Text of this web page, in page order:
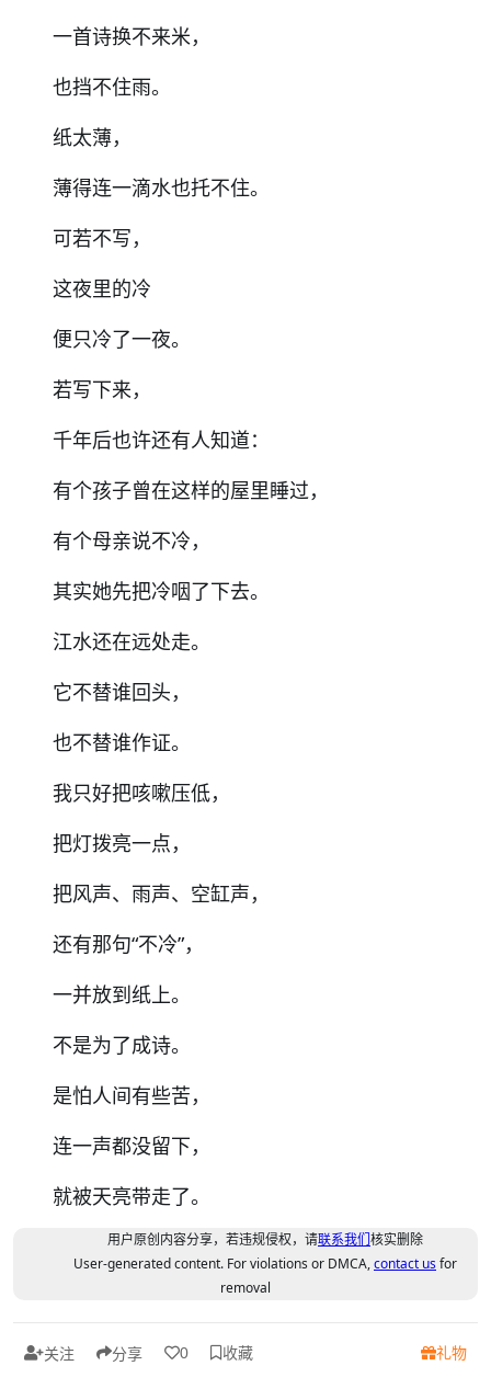
一首诗换不来米，
也挡不住雨。
纸太薄，
薄得连一滴水也托不住。
可若不写，
这夜里的冷
便只冷了一夜。
若写下来，
千年后也许还有人知道：
有个孩子曾在这样的屋里睡过，
有个母亲说不冷，
其实她先把冷咽了下去。
江水还在远处走。
它不替谁回头，
也不替谁作证。
我只好把咳嗽压低，
把灯拨亮一点，
把风声、雨声、空缸声，
还有那句“不冷”，
一并放到纸上。
不是为了成诗。
是怕人间有些苦，
连一声都没留下，
就被天亮带走了。
用户原创内容分享，若违规侵权，请联系我们核实删除
User-generated content. For violations or DMCA,contact usfor
removal
关注 分享 0 收藏 礼物